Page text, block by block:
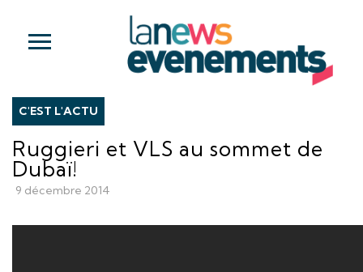
C'EST L'ACTU
Ruggieri et VLS au sommet de
Dubaï!
9 décembre 2014